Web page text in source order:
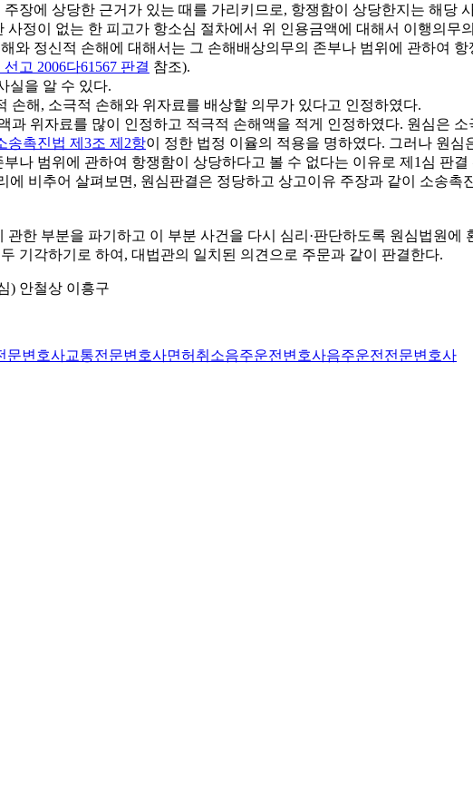
장에 상당한 근거가 있는 때를 가리키므로, 항쟁함이 상당한지는 해당
사정이 없는 한 피고가 항소심 절차에서 위 인용금액에 대해서 이행의
와 정신적 손해에 대해서는 그 손해배상의무의 존부나 범위에 관하여
고 2006다61567 판결 참조).
실을 알 수 있다.
손해, 소극적 손해와 위자료를 배상할 의무가 있다고 인정하였다.
과 위자료를 많이 인정하고 적극적 손해액을 적게 인정하였다. 원심은
송촉진법 제3조 제2항이 정한 법정 이율의 적용을 명하였다. 그러나 원심
나 범위에 관하여 항쟁함이 상당하다고 볼 수 없다는 이유로 제1심 판결
에 비추어 살펴보면, 원심판결은 정당하고 상고이유 주장과 같이 소송촉
관한 부분을 파기하고 이 부분 사건을 다시 심리·판단하도록 원심법원
기각하기로 하여, 대법관의 일치된 의견으로 주문과 같이 판결한다.
) 안철상 이흥구
문변호사교통전문변호사면허취소음주운전변호사음주운전전문변호사